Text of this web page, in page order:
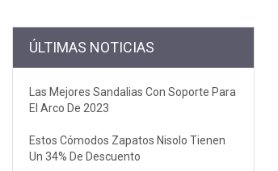
ÚLTIMAS NOTICIAS
Las Mejores Sandalias Con Soporte Para
El Arco De 2023
Estos Cómodos Zapatos Nisolo Tienen
Un 34% De Descuento